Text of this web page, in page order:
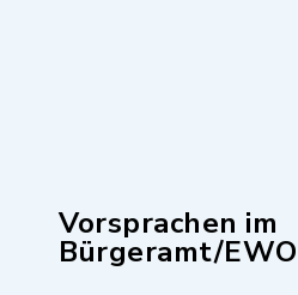
Vorsprachen im
Bürgeramt/EWO